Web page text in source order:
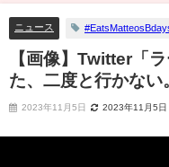
ニュース
【画像】Twitter「
た、二度と行かない
2023年11月5日 2023年11月5日